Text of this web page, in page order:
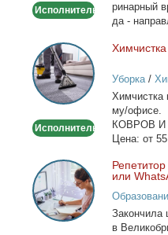
дом
Исполнитель
ри­нар­ный
да -
Химчистка
ковров
на
дому/
Исполнитель
Уборка/
Хим­чист­ка
му/
КОВРОВ И
Це­на: от 55
Репетитор
английского
Онлайн
по
или
За­кон­чи­ла
в